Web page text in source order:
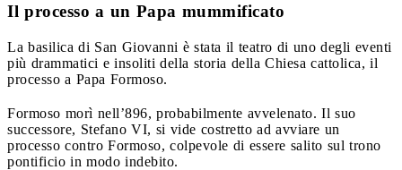
Il processo a un Papa mummificato
La basilica di San Giovanni è stata il teatro di uno degli eventi
più drammatici e insoliti della storia della Chiesa cattolica, il
processo a Papa Formoso.
Formoso morì nell’896, probabilmente avvelenato. Il suo
successore, Stefano VI, si vide costretto ad avviare un
processo contro Formoso, colpevole di essere salito sul trono
pontificio in modo indebito.